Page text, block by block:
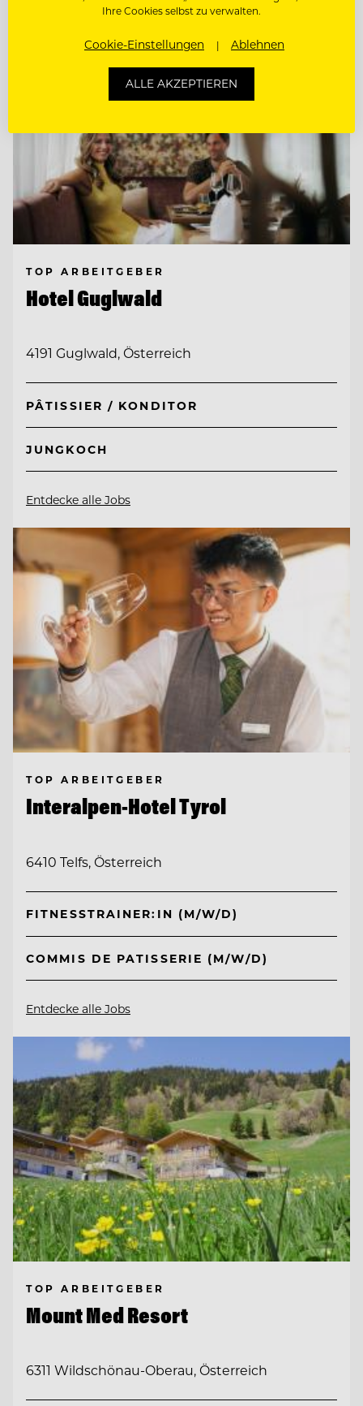
TOP ARBEITGEBER
Hotel Guglwald
4191 Guglwald, Österreich
PÂTISSIER / KONDITOR
JUNGKOCH
Entdecke alle Jobs
TOP ARBEITGEBER
Interalpen-Hotel Tyrol
6410 Telfs, Österreich
FITNESSTRAINER:IN (M/W/D)
COMMIS DE PATISSERIE (M/W/D)
Entdecke alle Jobs
TOP ARBEITGEBER
Mount Med Resort
6311 Wildschönau-Oberau, Österreich
Ihre Cookies selbst zu verwalten.
Cookie-Einstellungen Ablehnen
ALLE AKZEPTIEREN